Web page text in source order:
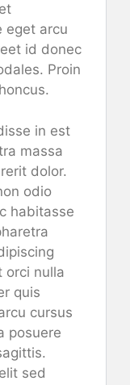
eget arcu
id donec
Proin
in est
massa
dolor.
odio
habitasse
orci nulla
quis
cursus
posuere
sed